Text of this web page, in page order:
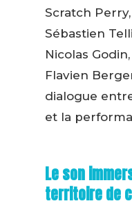
Scratch
Sébastien
Nicolas
Flavien
dialogue
et la
Le son
territoire de